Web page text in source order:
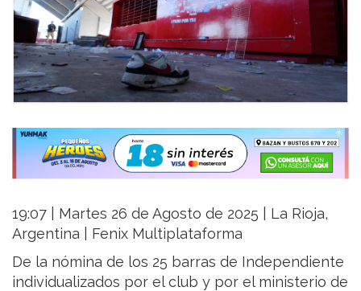
19:07 | Martes 26 de Agosto de 2025 | La Rioja,
Argentina | Fenix Multiplataforma
De la nómina de los 25 barras de Independiente
individualizados por el club y por el ministerio de